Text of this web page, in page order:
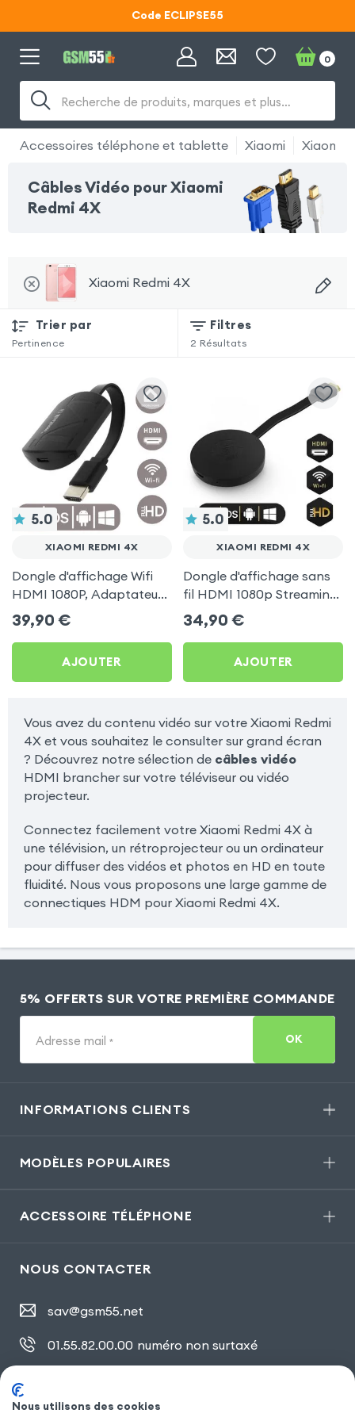
Code ECLIPSE55
Lunettes d'éclipse OFFERTES
Recherche de produits, marques et plus…
0
Accessoires téléphone et tablette Xiaomi Xiaomi
Câbles Vidéo pour Xiaomi
Redmi 4X
Xiaomi Redmi 4X
Trier par
Pertinence
Filtres
2 Résultats
5.0
XIAOMI REDMI 4X
Dongle d'affichage Wifi
HDMI 1080P, Adaptateur
d'affichage Vidéo Sans-fil
TV pour Xiaomi Redmi 4X
39,90 €
AJOUTER
5.0
XIAOMI REDMI 4X
Dongle d'affichage sans
fil HDMI 1080p Streaming,
récepteur vidéo TV
(compatible Miracast,
AirPlay, DLNA) pour
Xiaomi Redmi 4X
34,90 €
AJOUTER
Vous avez du contenu vidéo sur votre Xiaomi Redmi
4X et vous souhaitez le consulter sur grand écran
? Découvrez notre sélection de câbles vidéo
HDMI brancher sur votre téléviseur ou vidéo
projecteur.
Connectez facilement votre Xiaomi Redmi 4X à
une télévision, un rétroprojecteur ou un ordinateur
pour diffuser des vidéos et photos en HD en toute
fluidité. Nous vous proposons une large gamme de
connectiques HDM pour Xiaomi Redmi 4X.
5% OFFERTS SUR VOTRE PREMIÈRE COMMANDE
Adresse mail * OK
INFORMATIONS CLIENTS
MODÈLES POPULAIRES
ACCESSOIRE TÉLÉPHONE
NOUS CONTACTER
sav@gsm55.net
01.55.82.00.00 numéro non surtaxé
Nous utilisons des cookies